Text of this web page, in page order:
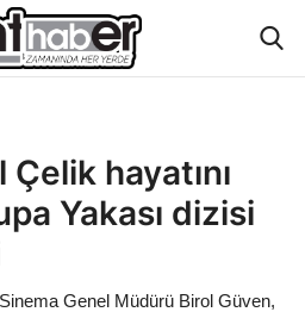
hayatını
Yakası dizisi
Genel Müdürü Birol Güven,